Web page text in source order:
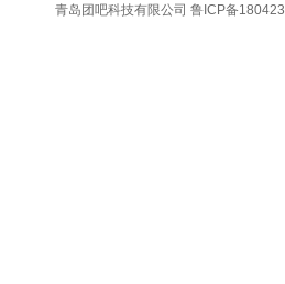
青岛团吧科技有限公司 鲁ICP备